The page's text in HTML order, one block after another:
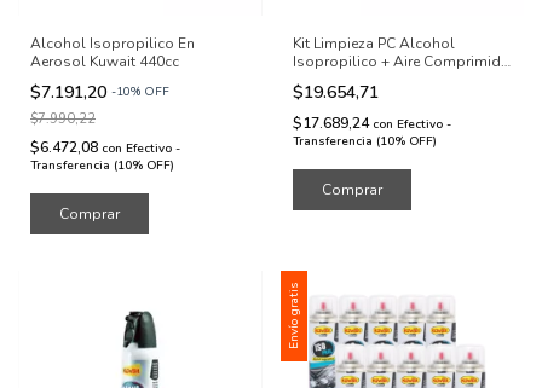
Alcohol Isopropilico En
Aerosol Kuwait 440cc
$7.191,20 -10% OFF
$7.990,22
$6.472,08 con Efectivo -
Transferencia (10% OFF)
Kit Limpieza PC Alcohol
Isopropilico + Aire Comprimido
Kuwait
$19.654,71
$17.689,24 con Efectivo -
Transferencia (10% OFF)
Envío gratis